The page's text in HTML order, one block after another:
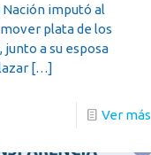
Nación imputó al
plata de los
a su esposa
[…]
Ver más